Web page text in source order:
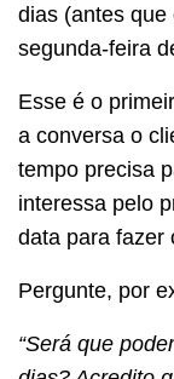
dias (antes
segunda-feira
Esse é o
a conversa o
tempo precisa
interessa pelo
data para fazer
Pergunte, por
“Será que